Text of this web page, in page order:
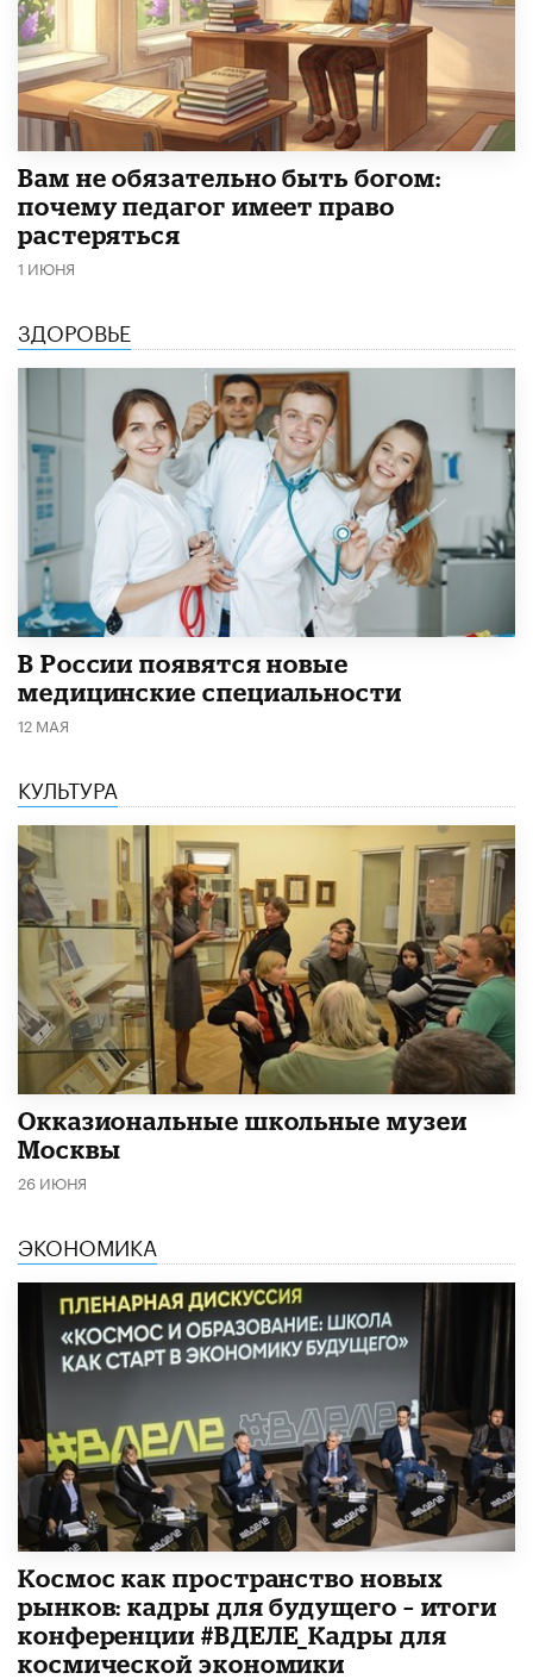
​Вам не обязательно быть богом:
почему педагог имеет право
растеряться
1 ИЮНЯ
ЗДОРОВЬЕ
В России появятся новые
медицинские специальности
12 МАЯ
КУЛЬТУРА
​Окказиональные школьные музеи
Москвы
26 ИЮНЯ
ЭКОНОМИКА
Космос как пространство новых
рынков: кадры для будущего – итоги
конференции #ВДЕЛЕ_Кадры для
космической экономики